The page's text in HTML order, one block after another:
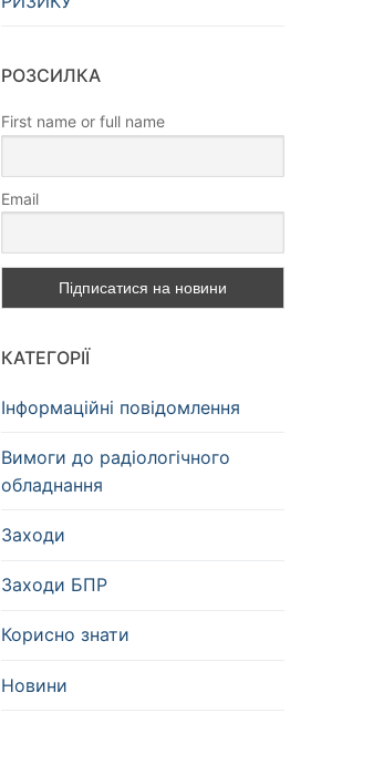
РОЗСИЛКА
First name or full name
Email
КАТЕГОРІЇ
Інформаційні повідомлення
Вимоги до радіологічного
обладнання
Заходи
Заходи БПР
Корисно знати
Новини